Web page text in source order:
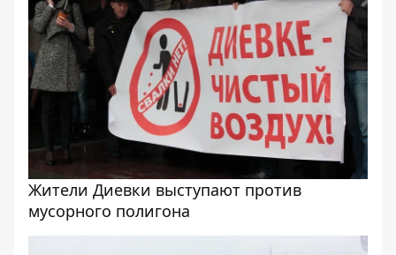
Жители Диевки выступают против
мусорного полигона